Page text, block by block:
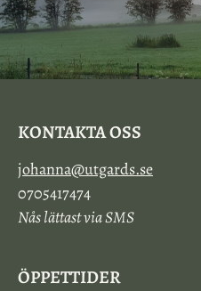
KONTAKTA OSS
johanna@utgards.se
0705417474
Nås lättast via SMS
ÖPPETTIDER